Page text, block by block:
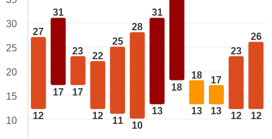
27
12
31
17
23
17
22
12
25
11
28
10
31
13
18
18
13
17
13
23
12
26
12
30
25
20
15
10